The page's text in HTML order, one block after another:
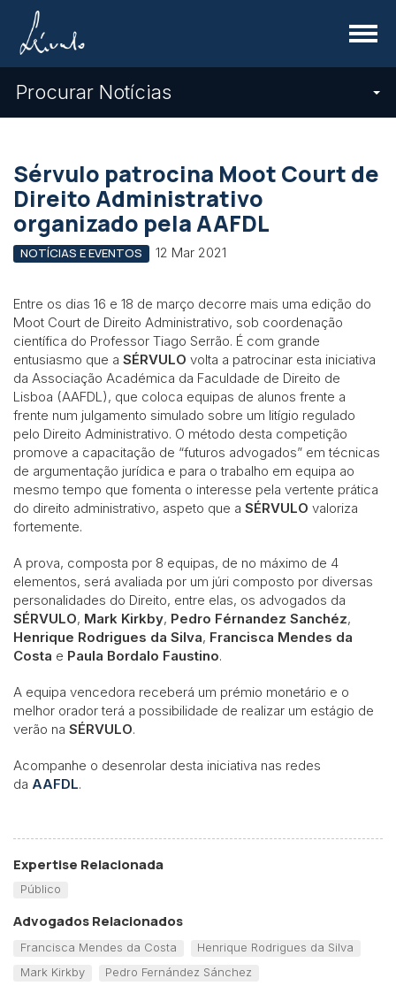
Menu
Procurar Notícias
Sérvulo patrocina Moot Court de
Direito Administrativo
organizado pela AAFDL
NOTÍCIAS E EVENTOS 12 Mar 2021
Entre os dias 16 e 18 de março decorre mais uma edição do
Moot Court de Direito Administrativo, sob coordenação
científica do Professor Tiago Serrão. É com grande
entusiasmo que a SÉRVULO volta a patrocinar esta iniciativa
da Associação Académica da Faculdade de Direito de
Lisboa (AAFDL), que coloca equipas de alunos frente a
frente num julgamento simulado sobre um litígio regulado
pelo Direito Administrativo. O método desta competição
promove a capacitação de “futuros advogados” em técnicas
de argumentação jurídica e para o trabalho em equipa ao
mesmo tempo que fomenta o interesse pela vertente prática
do direito administrativo, aspeto que a SÉRVULO valoriza
fortemente.
A prova, composta por 8 equipas, de no máximo de 4
elementos, será avaliada por um júri composto por diversas
personalidades do Direito, entre elas, os advogados da
SÉRVULO, Mark Kirkby, Pedro Férnandez Sanchéz,
Henrique Rodrigues da Silva, Francisca Mendes da
Costa e Paula Bordalo Faustino.
A equipa vencedora receberá um prémio monetário e o
melhor orador terá a possibilidade de realizar um estágio de
verão na SÉRVULO.
Acompanhe o desenrolar desta iniciativa nas redes
da AAFDL.
Expertise Relacionada
Público
Advogados Relacionados
Francisca Mendes da Costa
Henrique Rodrigues da Silva
Mark Kirkby
Pedro Fernández Sánchez